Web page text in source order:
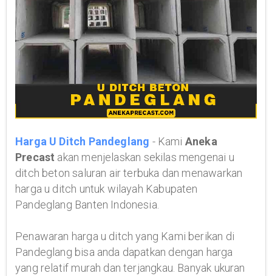
Harga U Ditch Pandeglang - Kami Aneka
Precast akan menjelaskan sekilas mengenai u
ditch beton saluran air terbuka dan menawarkan
harga u ditch untuk wilayah Kabupaten
Pandeglang Banten Indonesia.
Penawaran harga u ditch yang Kami berikan di
Pandeglang bisa anda dapatkan dengan harga
yang relatif murah dan terjangkau. Banyak ukuran